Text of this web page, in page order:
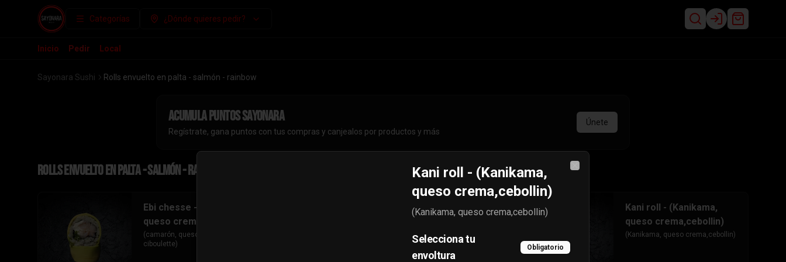
Categorías ¿Dónde quieres pedir?
Login
Inicio Pedir Local
Sayonara Sushi Rolls envuelto en palta - salmón - rainbow
Acumulapuntos sayonara
Regístrate, gana puntos con tus compras y canjealos por productos y más
Únete
Rolls envuelto en palta - salmón - rainbow
Ebi chesse - (camarón,
queso crema, ciboulette)
(camarón, queso crema,
ciboulette)
Hiroshi roll - (camarón
furai, queso crema,
ciboulette)
(camarón furai, queso crema,
ciboulette)
Kani roll - (Kanikama,
queso crema,cebollin)
(Kanikama, queso crema,cebollin)
Kani roll - (Kanikama,
queso crema,cebollin)
(Kanikama, queso crema,cebollin)
Selecciona tu
envoltura
Obligatorio